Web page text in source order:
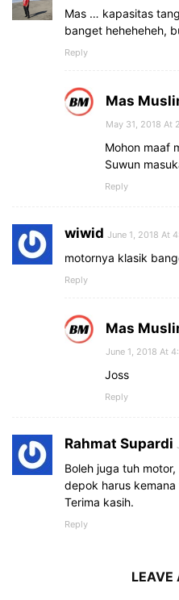
Mas … kapasitas
banget heheheheh,
Reply
Mas
May 31, 2018 At
Mohon maaf
Suwun
Reply
wiwid June 1, 2018 At
motornya klasik
Reply
Mas
June 1, 2018 At
Joss
Reply
Rahmat Supardi
Boleh juga tuh
depok harus kemana
Terima kasih.
Reply
LEAVE